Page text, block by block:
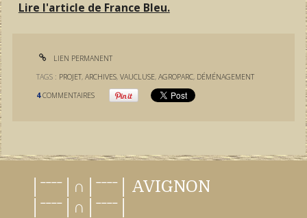
Lire l'article de France Bleu.
LIEN PERMANENT
TAGS : PROJET,ARCHIVES,VAUCLUSE,AGROPARC, DÉMÉNAGEMENT
4 COMMENTAIRES
│ˉˉˉˉ│∩│ˉˉˉˉ│ AVIGNON
│ˉˉˉˉ│∩│ˉˉˉˉ│